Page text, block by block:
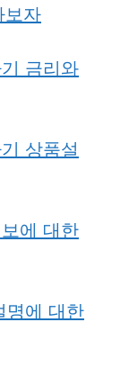
보자
금리와
상품설
에 대한
명에 대한